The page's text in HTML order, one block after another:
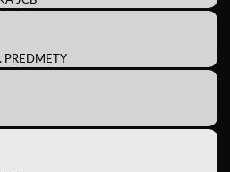
PREDMETY